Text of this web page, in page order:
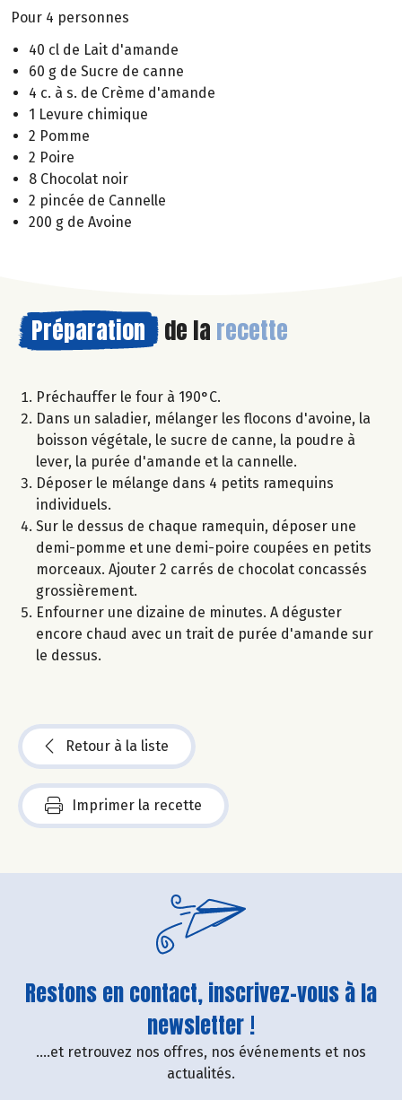
Pour 4 personnes
40 cl de Lait d'amande
60 g de Sucre de canne
4 c. à s. de Crème d'amande
1 Levure chimique
2 Pomme
2 Poire
8 Chocolat noir
2 pincée de Cannelle
200 g de Avoine
Préparation de la recette
Préchauffer le four à 190°C.
Dans un saladier, mélanger les flocons d'avoine, la
boisson végétale, le sucre de canne, la poudre à
lever, la purée d'amande et la cannelle.
Déposer le mélange dans 4 petits ramequins
individuels.
Sur le dessus de chaque ramequin, déposer une
demi-pomme et une demi-poire coupées en petits
morceaux. Ajouter 2 carrés de chocolat concassés
grossièrement.
Enfourner une dizaine de minutes. A déguster
encore chaud avec un trait de purée d'amande sur
le dessus.
Retour à la liste
Imprimer la recette
Restons en contact, inscrivez-vous à la
newsletter !
....et retrouvez nos offres, nos événements et nos
actualités.